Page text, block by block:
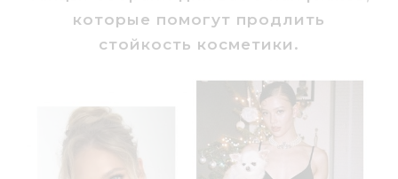
которые помогут продлить
стойкость косметики.